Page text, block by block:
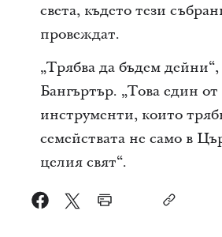
света, където тези
провеждат.
„Трябва да бъдем дейни“,
Бангъртър. „Това един
инструменти, които
семействата не само в
целия свят“.